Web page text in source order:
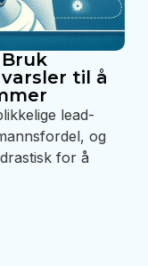
til å
lead-
og
for å